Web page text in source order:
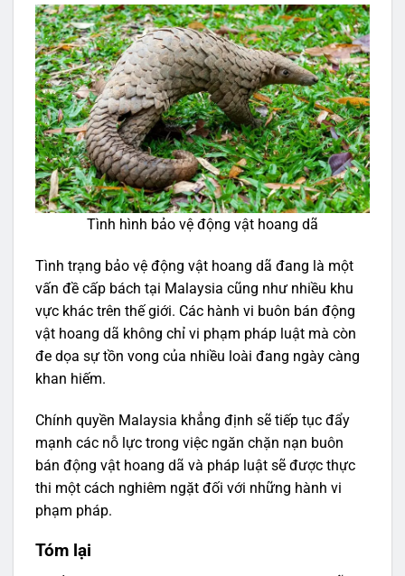
Tình hình bảo vệ động vật hoang dã
Tình trạng bảo vệ động vật hoang dã đang là một
vấn đề cấp bách tại Malaysia cũng như nhiều khu
vực khác trên thế giới. Các hành vi buôn bán động
vật hoang dã không chỉ vi phạm pháp luật mà còn
đe dọa sự tồn vong của nhiều loài đang ngày càng
khan hiếm.
Chính quyền Malaysia khẳng định sẽ tiếp tục đẩy
mạnh các nỗ lực trong việc ngăn chặn nạn buôn
bán động vật hoang dã và pháp luật sẽ được thực
thi một cách nghiêm ngặt đối với những hành vi
phạm pháp.
Tóm lại